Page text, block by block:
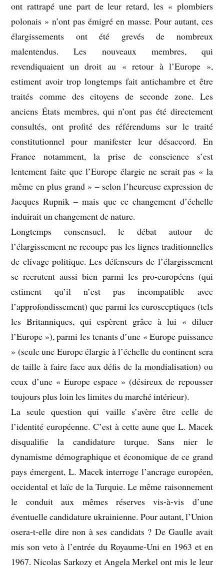
ont rattrapé une part de leur retard, les « plombiers
polonais » n’ont pas émigré en masse. Pour autant, ces
élargissements ont été grevés de nombreux
malentendus. Les nouveaux membres, qui
revendiquaient un droit au « retour à l’Europe »,
estiment avoir trop longtemps fait antichambre et être
traités comme des citoyens de seconde zone. Les
anciens États membres, qui n’ont pas été directement
consultés, ont profité des référendums sur le traité
constitutionnel pour manifester leur désaccord. En
France notamment, la prise de conscience s’est
lentement faite que l’Europe élargie ne serait pas « la
même en plus grand » – selon l’heureuse expression de
Jacques Rupnik – mais que ce changement d’échelle
induirait un changement de nature.
Longtemps consensuel, le débat autour de
l’élargissement ne recoupe pas les lignes traditionnelles
de clivage politique. Les défenseurs de l’élargissement
se recrutent aussi bien parmi les pro-européens (qui
estiment qu’il n’est pas incompatible avec
l’approfondissement) que parmi les eurosceptiques (tels
les Britanniques, qui espèrent grâce à lui « diluer
l’Europe »), parmi les tenants d’une « Europe puissance
» (seule une Europe élargie à l’échelle du continent sera
de taille à faire face aux défis de la mondialisation) ou
ceux d’une « Europe espace » (désireux de repousser
toujours plus loin les limites du marché intérieur).
La seule question qui vaille s’avère être celle de
l’identité européenne. C’est à cette aune que L. Macek
disqualifie la candidature turque. Sans nier le
dynamisme démographique et économique de ce grand
pays émergent, L. Macek interroge l’ancrage européen,
occidental et laïc de la Turquie. Le même raisonnement
le conduit aux mêmes réserves vis-à-vis d’une
éventuelle candidature ukrainienne. Pour autant, l’Union
osera-t-elle dire non à ses candidats ? De Gaulle avait
mis son veto à l’entrée du Royaume-Uni en 1963 et en
1967. Nicolas Sarkozy et Angela Merkel ont mis le leur